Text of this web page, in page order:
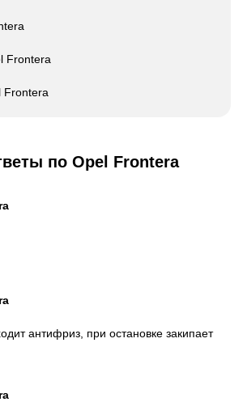
Frontera
Frontera
по Opel Frontera
антифриз, при остановке закипает